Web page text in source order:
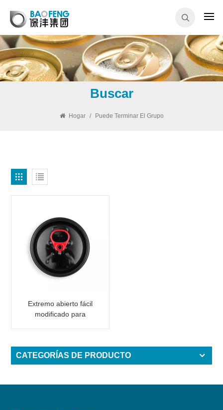
Buscar
Hogar / Puede Terminar El Grupo
Extremo abierto fácil
modificado para
bebida de aluminio
negra
CATEGORÍAS DE PRODUCTO